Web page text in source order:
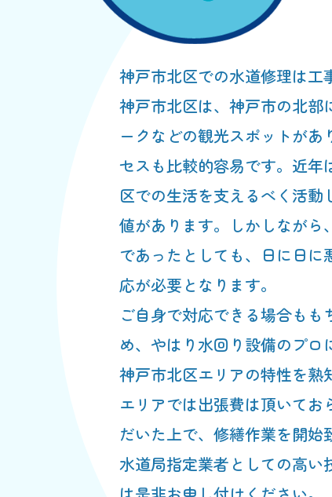
神戸市北区での水道修理は工
神戸市北区は、神戸市の北
ークなどの観光スポットが
セスも比較的容易です。近
区での生活を支えるべく活
値があります。しかしながら
であったとしても、日に日
応が必要となります。
ご自身で対応できる場合も
め、やはり水回り設備のプロ
神戸市北区エリアの特性を
エリアでは出張費は頂いて
だいた上で、修繕作業を開始
水道局指定業者としての高い